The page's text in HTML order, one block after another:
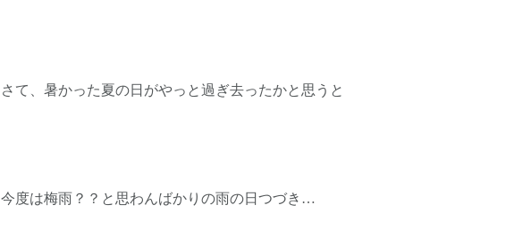
さて、暑かった夏の日がやっと過ぎ去ったかと思うと
今度は梅雨？？と思わんばかりの雨の日つづき…